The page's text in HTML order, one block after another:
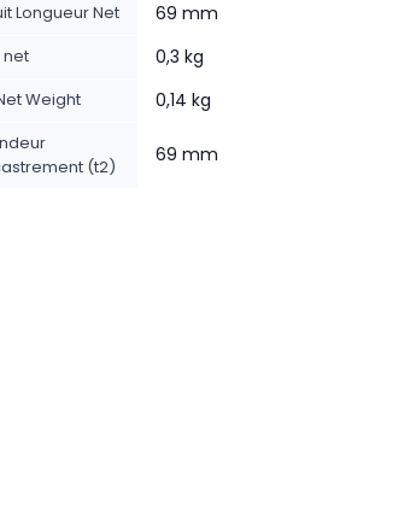
Longueur Net 69 mm
net 0,3 kg
Weight 0,14 kg
(t2)
69 mm